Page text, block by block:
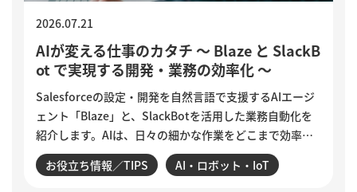
AIが変える仕事のカタチ ～ Blaze と SlackB
ot で実現する開発・業務の効率化 ～
2026.07.21
Salesforceの設定・開発を自然言語で支援するAIエージ
ェント「Blaze」と、SlackBotを活用した業務自動化を
紹介します。AIは、日々の細かな作業をどこまで効率化
できるのでしょうか。設定変更やデータ確認、商談分
析、活動登録漏れの検知・入力など、サンビットで実際
お役立ち情報／TIPS AI・ロボット・IoT